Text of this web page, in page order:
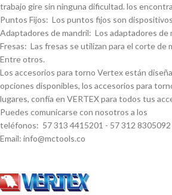
trabajo gire sin ninguna dificultad. los
Puntos Fijos: Los puntos fijos son
Adaptadores de mandril: Los adaptadores
Fresas: Las fresas se utilizan para el corte de
Entre otros.
Los accesorios para torno Vertex están
opciones disponibles, los accesorios para
lugares, confí­a en VERTEX para todos tus
Puedes comunicarse con nosotros a los
teléfonos: 57 313 4415201 - 57 312 8305092
Email: info@mctools.co